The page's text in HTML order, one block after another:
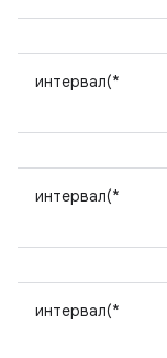
интервал(*
интервал(*
интервал(*